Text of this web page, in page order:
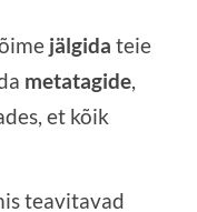
jälgida teie
metatagide
et kõik
teavitavad